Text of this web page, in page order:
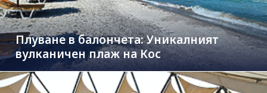
Плуване в балончета: Уникалният
вулканичен плаж на Кос